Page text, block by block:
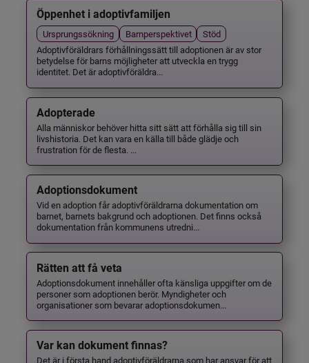
Öppenhet i adoptivfamiljen
Ursprungssökning Barnperspektivet
Stöd
Adoptivföräldrars förhållningssätt till adoptionen är av stor
betydelse för barns möjligheter att utveckla en trygg
identitet. Det är adoptivföräldra...
Adopterade
Alla människor behöver hitta sitt sätt att förhålla sig till sin
livshistoria. Det kan vara en källa till både glädje och
frustration för de flesta. ...
Adoptionsdokument
Vid en adoption får adoptivföräldrarna dokumentation om
barnet, barnets bakgrund och adoptionen. Det finns också
dokumentation från kommunens utredni...
Rätten att få veta
Adoptionsdokument innehåller ofta känsliga uppgifter om de
personer som adoptionen berör. Myndigheter och
organisationer som bevarar adoptionsdokumen...
Var kan dokument finnas?
Det är i första hand adoptivföräldrarna som har ansvar för att